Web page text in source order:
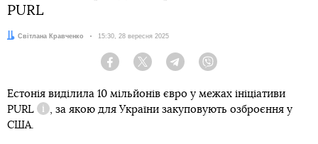
PURL
Автор:
Світлана Кравченко Дата:
15:30, 28 вересня 2025
Facebook Twitter Telegram
Естонія виділила 10 мільйонів євро у межах ініціативи
PURL
Довідка
, за якою для України закуповують озброєння у
США.